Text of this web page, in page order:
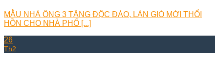
MẪU NHÀ ỐNG 3 TẦNG ĐỘC ĐÁO, LÀN GIÓ MỚI THỔI
HỒN CHO NHÀ PHỐ [...]
26
Th2